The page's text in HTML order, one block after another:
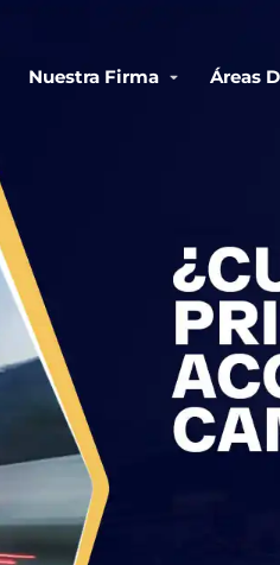
Nuestra Firma Áreas